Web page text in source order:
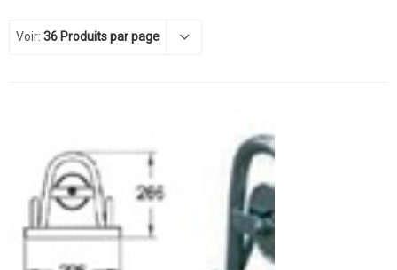
Voir: 36 Produits par page